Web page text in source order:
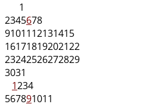
1
2345678
9101112131415
16171819202122
23242526272829
3031
1234
567891011